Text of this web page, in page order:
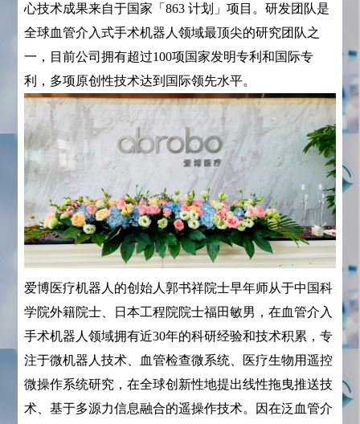
心技术成果来自于国家「863 计划」项目。研发团队是
全球血管介入式手术机器人领域最顶尖的研究团队之
一，目前公司拥有超过100项国家发明专利和国际专
利，多项原创性技术达到国际领先水平。
爱博医疗机器人的创始人郭书祥院士早年师从于中国科
学院外籍院士、日本工程院院士福田敏男，在血管介入
手术机器人领域拥有近30年的科研经验和技术积累，专
注于微机器人技术、血管检查微系统、医疗生物用遥控
微操作系统研究，在全球创新性地提出线性拖曳推送技
术、基于多源力信息融合的遥操作技术。因在泛血管介